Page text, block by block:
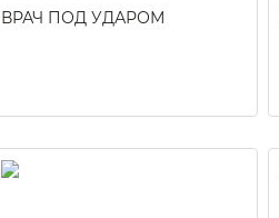
ВРАЧ ПОД УДАРОМ